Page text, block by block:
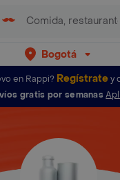
Bogotá
en Rappi? Regístratey
gratis por semanas